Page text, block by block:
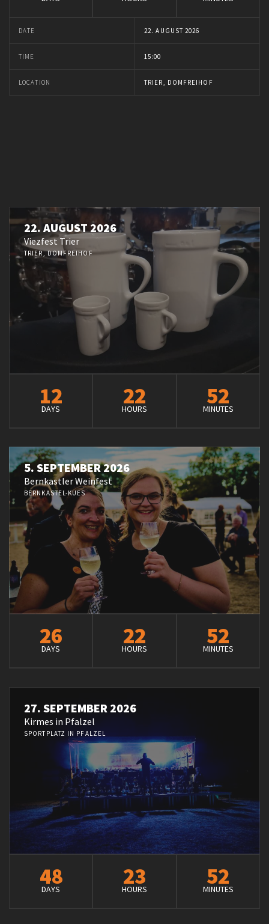
DATE 22. AUGUST 2026
TIME 15:00
LOCATION TRIER, DOMFREIHOF
22. AUGUST 2026
Viezfest Trier
TRIER, DOMFREIHOF
12
DAYS 22
HOURS 52
MINUTES
5. SEPTEMBER 2026
Bernkastler Weinfest
BERNKASTEL-KUES
26
DAYS 22
HOURS 52
MINUTES
27. SEPTEMBER 2026
Kirmes in Pfalzel
SPORTPLATZ IN PFALZEL
48
DAYS 23
HOURS 52
MINUTES